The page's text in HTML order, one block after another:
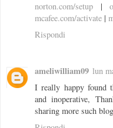
norton.com/setup |
mcafee.com/activate |
Rispondi
ameliwilliam09 lun
I really happy found
and inoperative,
sharing more such